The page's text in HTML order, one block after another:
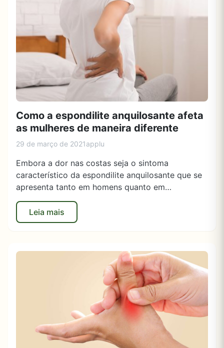
Como a espondilite anquilosante afeta
as mulheres de maneira diferente
29 de março de 2021applu
Embora a dor nas costas seja o sintoma
característico da espondilite anquilosante que se
apresenta tanto em homens quanto em…
Leia mais